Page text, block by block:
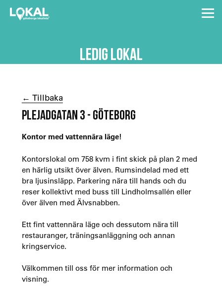
LEDIG LOKAL
← Tillbaka
PLEJADGATAN 3 - GÖTEBORG
Kontor med vattennära läge!
Kontorslokal om 758 kvm i fint skick på plan 2 med
en härlig utsikt över älven. Rumsindelad med ett
bra ljusinsläpp. Parkering nära till hands och du
reser kollektivt med buss till Lindholmsallén eller
över älven med Älvsnabben.
Ett fint vattennära läge och dessutom nära till
restauranger, träningsanläggning och annan
kringservice.
Välkommen till oss för mer information och
visning.